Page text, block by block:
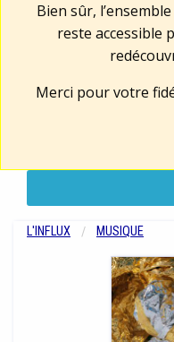
Bien sûr,
reste accessible
Merci pour votre
L'INFLUX MUSIQUE